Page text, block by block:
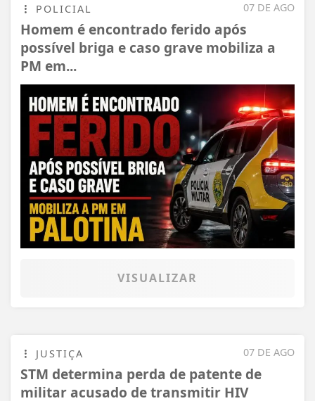
07 DE AGO
POLICIAL
Homem é encontrado ferido após
possível briga e caso grave mobiliza a
PM em...
VISUALIZAR
07 DE AGO
JUSTIÇA
STM determina perda de patente de
militar acusado de transmitir HIV